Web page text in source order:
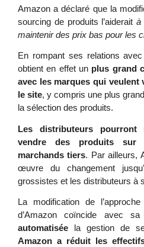
Amazon a déclaré que la
sourcing de produits l’aiderait à
maintenir des prix bas pour les
En rompant ses relations
obtient en effet un plus grand
avec les marques qui
le site, y compris une plus
la sélection des produits.
Les distributeurs pourront
vendre des produits sur
marchands tiers. Par ailleurs,
œuvre du changement
grossistes et les distributeurs à
La modification de
automatisée
Amazon a réduit les